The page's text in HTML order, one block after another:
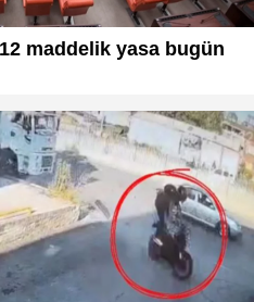
maddelik yasa bugün